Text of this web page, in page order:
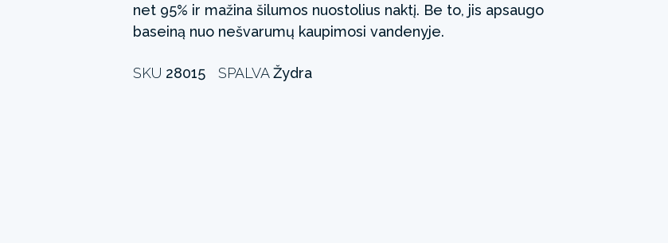
net 95% ir mažina šilumos nuostolius naktį. Be to, jis apsaugo
baseiną nuo nešvarumų kaupimosi vandenyje.
SKU 28015 SPALVAŽydra